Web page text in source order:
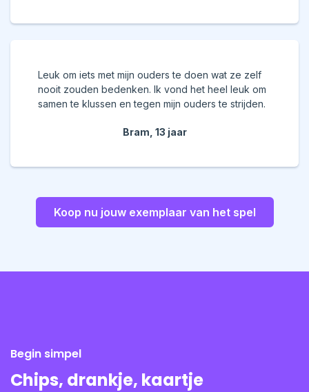
Leuk om iets met mijn ouders te doen wat ze zelf
nooit zouden bedenken. Ik vond het heel leuk om
samen te klussen en tegen mijn ouders te strijden.
Bram, 13 jaar
Koop nu jouw exemplaar van het spel
Begin simpel
Chips, drankje, kaartje